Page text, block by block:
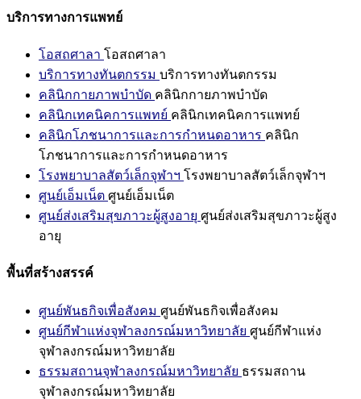
บริการทางการแพทย์
โอสถศาลา โอสถศาลา
บริการทางทันตกรรม บริการทางทันตกรรม
คลินิกกายภาพบำบัด คลินิกกายภาพบำบัด
คลินิกเทคนิคการแพทย์ คลินิกเทคนิคการแพทย์
คลินิกโภชนาการและการกำหนดอาหาร คลินิก
โภชนาการและการกำหนดอาหาร
โรงพยาบาลสัตว์เล็กจุฬาฯ โรงพยาบาลสัตว์เล็กจุฬาฯ
ศูนย์เอ็มเน็ต ศูนย์เอ็มเน็ต
ศูนย์ส่งเสริมสุขภาวะผู้สูงอายุ ศูนย์ส่งเสริมสุขภาวะผู้สูง
อายุ
พื้นที่สร้างสรรค์
ศูนย์พันธกิจเพื่อสังคม ศูนย์พันธกิจเพื่อสังคม
ศูนย์กีฬาแห่งจุฬาลงกรณ์มหาวิทยาลัย ศูนย์กีฬาแห่ง
จุฬาลงกรณ์มหาวิทยาลัย
ธรรมสถานจุฬาลงกรณ์มหาวิทยาลัย ธรรมสถาน
จุฬาลงกรณ์มหาวิทยาลัย